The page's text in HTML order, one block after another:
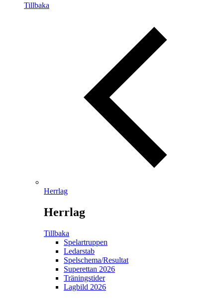
Tillbaka
Herrlag
Herrlag
Tillbaka
Spelartruppen
Ledarstab
Spelschema/Resultat
Superettan 2026
Träningstider
Lagbild 2026